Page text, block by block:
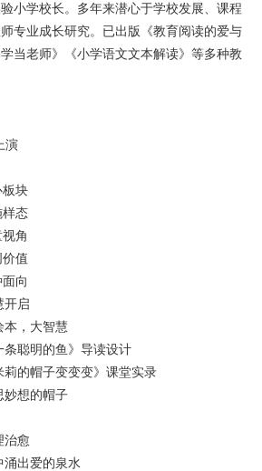
小学校长。多年来潜心于学校发展、课程
专业成长研究。已出版《教育阅读的爱与
当老师》《小学语文文本解读》等多种教
演
板块
样态
角
值
向
开启
本，大智慧
条聪明的鱼》导读设计
莉的帽子变变变》课堂实录
妙想的帽子
治愈
涌出爱的泉水